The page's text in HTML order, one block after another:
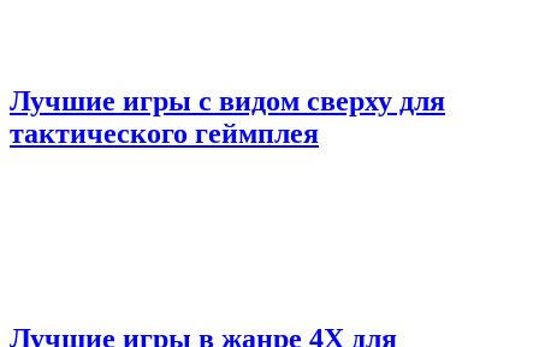
Лучшие игры с видом сверху для
тактического геймплея
Лучшие игры в жанре 4X для